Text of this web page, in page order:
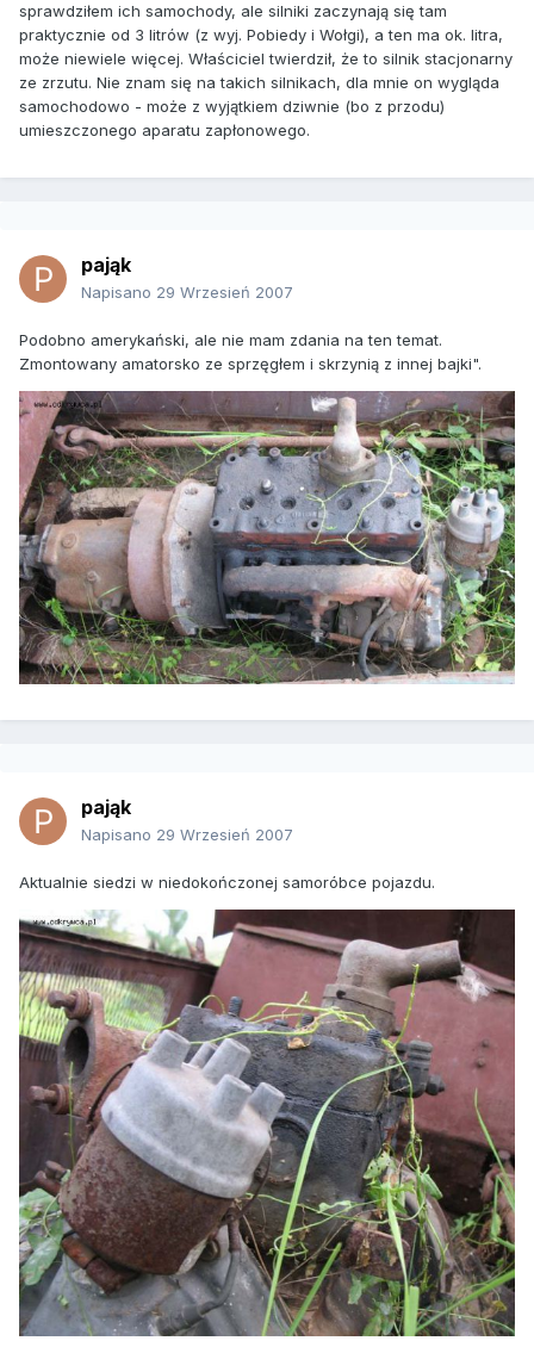
sprawdziłem ich samochody, ale silniki zaczynają się tam
praktycznie od 3 litrów (z wyj. Pobiedy i Wołgi), a ten ma ok. litra,
może niewiele więcej. Właściciel twierdził, że to silnik stacjonarny
ze zrzutu. Nie znam się na takich silnikach, dla mnie on wygląda
samochodowo - może z wyjątkiem dziwnie (bo z przodu)
umieszczonego aparatu zapłonowego.
pająk
Napisano 29 Wrzesień 2007
Podobno amerykański, ale nie mam zdania na ten temat.
Zmontowany amatorsko ze sprzęgłem i skrzynią z innej bajki".
pająk
Napisano 29 Wrzesień 2007
Aktualnie siedzi w niedokończonej samoróbce pojazdu.